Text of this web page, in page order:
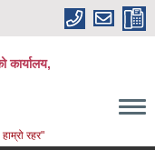
कार्यालय,
रहर"